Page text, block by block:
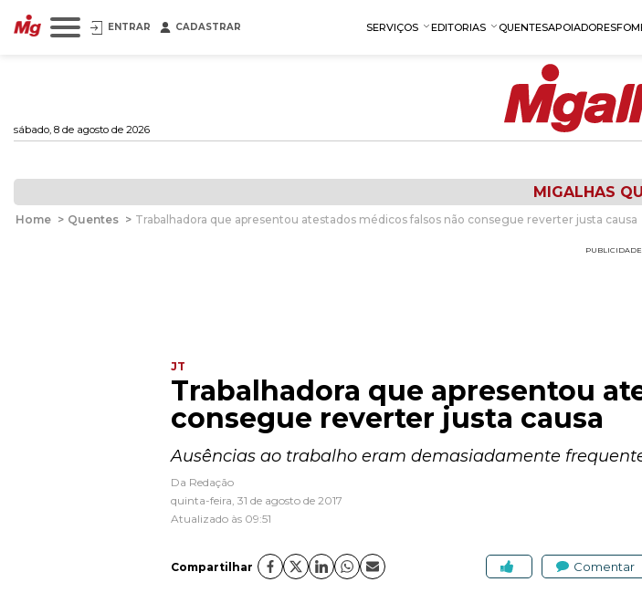
ENTRAR CADASTRAR SERVIÇOS EDITORIAS QUENTESAPOIADORES
sábado, 8 de agosto de 2026
MIGALHAS
Home > Quentes > Trabalhadora que apresentou atestados médicos falsos não consegue reverter justa causa
PUBLICIDADE
JT
Trabalhadora que apresentou
consegue reverter justa causa
Ausências ao trabalho eram demasiadamente
Da Redação
quinta-feira, 31 de agosto de 2017
Atualizado às 09:51
Compartilhar Comentar